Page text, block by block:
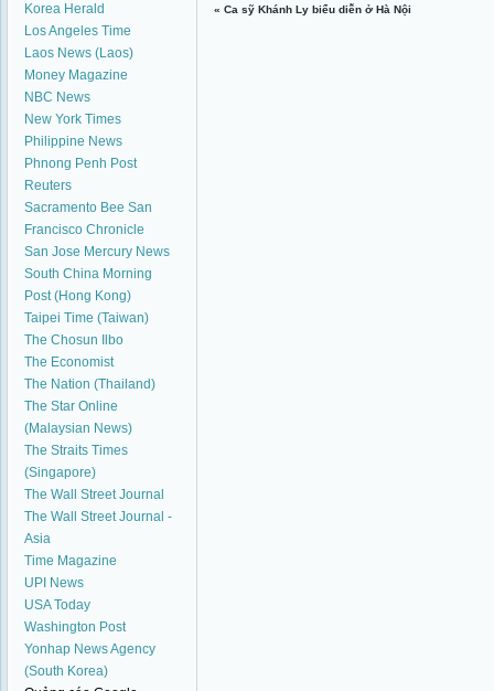
Korea Herald
Los Angeles Time
Laos News (Laos)
Money Magazine
NBC News
New York Times
Philippine News
Phnong Penh Post
Reuters
Sacramento Bee San
Francisco Chronicle
San Jose Mercury News
South China Morning
Post (Hong Kong)
Taipei Time (Taiwan)
The Chosun Ilbo
The Economist
The Nation (Thailand)
The Star Online
(Malaysian News)
The Straits Times
(Singapore)
The Wall Street Journal
The Wall Street Journal -
Asia
Time Magazine
UPI News
USA Today
Washington Post
Yonhap News Agency
(South Korea)
«Ca sỹ Khánh Ly biểu diễn ở Hà Nội